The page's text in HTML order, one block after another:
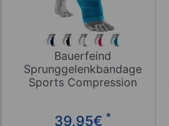
Bauerfeind
Sprunggelenkbandage
Sports Compression
39,95€ *